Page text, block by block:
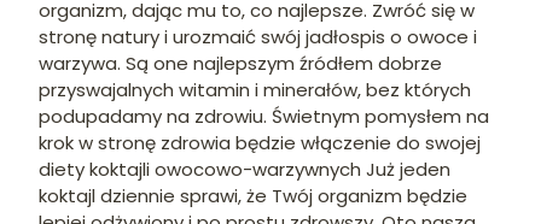
organizm, dając mu to, co najlepsze. Zwróć się w
stronę natury i urozmaić swój jadłospis o owoce i
warzywa. Są one najlepszym źródłem dobrze
przyswajalnych witamin i minerałów, bez których
podupadamy na zdrowiu. Świetnym pomysłem na
krok w stronę zdrowia będzie włączenie do swojej
diety koktajli owocowo-warzywnych Już jeden
koktajl dziennie sprawi, że Twój organizm będzie